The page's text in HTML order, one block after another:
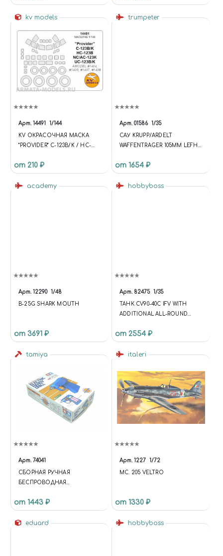
ПУШКОЙ MSR 18 SF
НЕМЕЦКАЯ САМОХОДНАЯ
kv models
Арт. 14491 1/144
KV ОКРАСОЧНАЯ МАСКА
”PROVIDER” C-123B/K / HC-
123B/KAMODEL #1404 #1405
#1407 #1408 + МАСКИ НА
ДИСКИ И КОЛЕСА ДЛЯ
от 210 ₽
trumpeter
Арт. 01586 1/35
САУ KRUPP/ARDELT
WAFFENTRAGER 105MM LEFH-
от 1654 ₽
academy
Арт. 12290 1/48
B-25G SHARK MOUTH
от 3691 ₽
hobbyboss
Арт. 82475 1/35
ТАНК CV90-40C IFV WITH
ADDITIONAL ALL-ROUND
от 2554 ₽
tamiya
Арт. 74041
СБОРНАЯ РУЧНАЯ
БЕСПРОВОДНАЯ
от 1443 ₽
italeri
Арт. 1227 1/72
MC. 205 VELTRO
от 1330 ₽
eduard hobbyboss